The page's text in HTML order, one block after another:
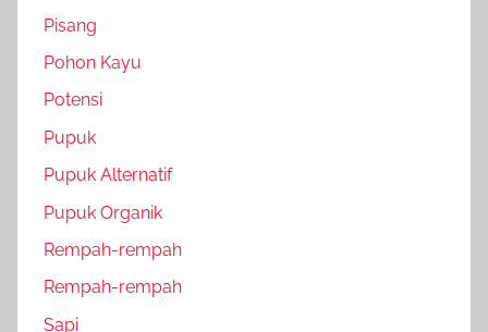
Pisang
Pohon Kayu
Potensi
Pupuk
Pupuk Alternatif
Pupuk Organik
Rempah-rempah
Rempah-rempah
Sapi